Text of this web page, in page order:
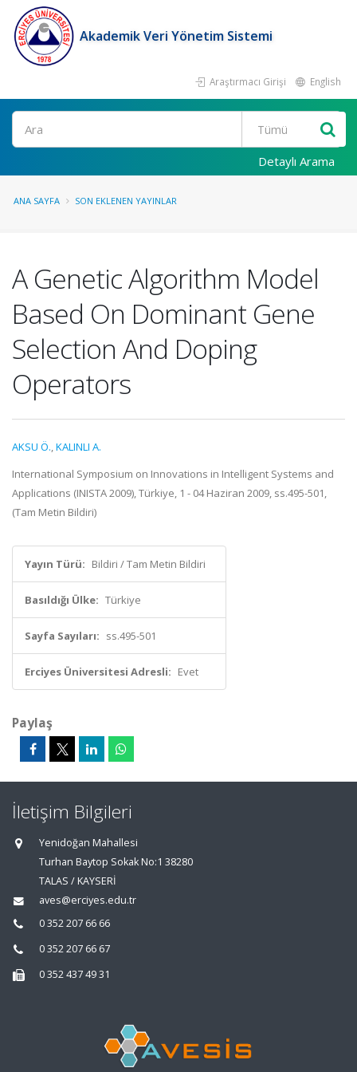
Akademik Veri Yönetim Sistemi
Araştırmacı Girişi English
Ara
Detaylı Arama
ANA SAYFA SON EKLENEN YAYINLAR
A Genetic Algorithm Model
Based On Dominant Gene
Selection And Doping
Operators
AKSU Ö.,KALINLI A.
International Symposium on Innovations in Intelligent Systems and
Applications (INISTA 2009), Türkiye, 1 - 04 Haziran 2009, ss.495-501,
(Tam Metin Bildiri)
Yayın Türü: Bildiri / Tam Metin Bildiri
Basıldığı Ülke: Türkiye
Sayfa Sayıları: ss.495-501
Erciyes Üniversitesi Adresli: Evet
Paylaş
İletişim Bilgileri
Yenidoğan Mahallesi
Turhan Baytop Sokak No:1 38280
TALAS / KAYSERİ
aves@erciyes.edu.tr
0 352 207 66 66
0 352 207 66 67
0 352 437 49 31